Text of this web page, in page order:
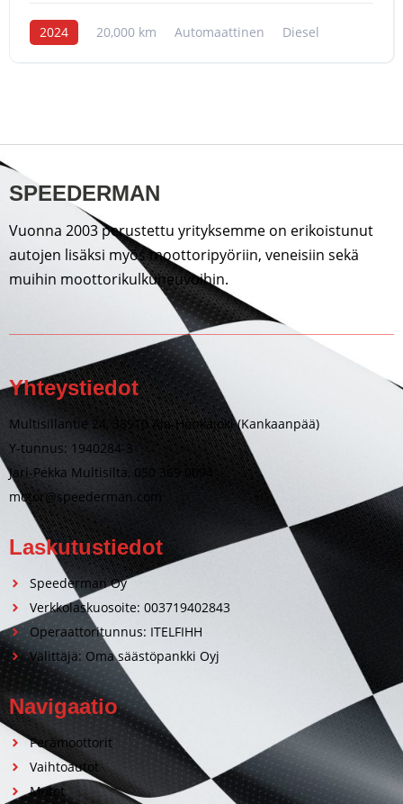
2024 20,000 km Automaattinen Diesel
SPEEDERMAN
Vuonna 2003 perustettu yrityksemme on erikoistunut
autojen lisäksi myös moottoripyöriin, veneisiin sekä
muihin moottorikulkuneuvoihin.
Yhteystiedot
Multisillantie 24, 38910 Ala-Honkajoki (Kankaanpää)
Y-tunnus: 1940284-3
Jari-Pekka Multisilta, 050 369 0094
motor@speederman.com
Laskutustiedot
Speederman Oy
Verkkolaskuosoite: 003719402843
Operaattoritunnus: ITELFIHH
Välittäjä: Oma säästöpankki Oyj
Navigaatio
Perämoottorit
Vaihtoautot
Motot